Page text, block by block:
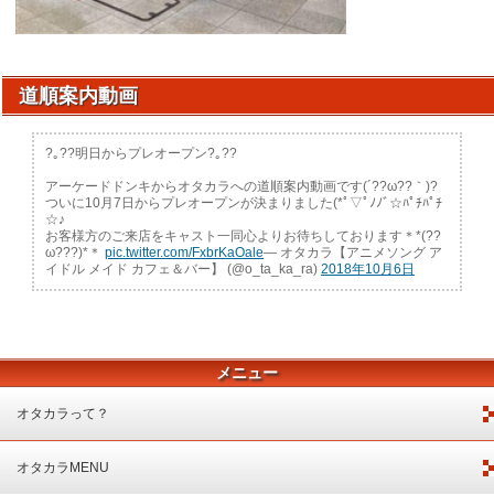
道順案内動画
?｡??明日からプレオープン?｡??
アーケードドンキからオタカラへの道順案内動画です(´??ω??｀)?
ついに10月7日からプレオープンが決まりました(*ﾟ▽ﾟﾉﾉﾞ☆ﾊﾟﾁﾊﾟﾁ
☆♪
お客様方のご来店をキャスト一同心よりお待ちしております＊*(??
ω???)*＊ pic.twitter.com/FxbrKaOale— オタカラ【アニメソング ア
イドル メイド カフェ＆バー】 (@o_ta_ka_ra) 2018年10月6日
メニュー
オタカラって？
オタカラMENU